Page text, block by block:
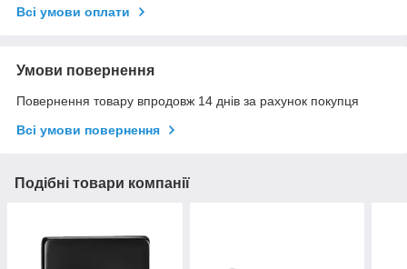
Всі умови оплати
Умови повернення
Повернення товару впродовж 14 днів за рахунок покупця
Всі умови повернення
Подібні товари компанії